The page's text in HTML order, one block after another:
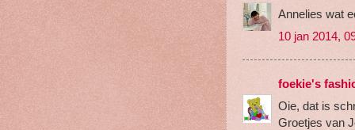
Annelies wat
10 jan 2014,
foekie's
Oie, dat is
Groetjes van